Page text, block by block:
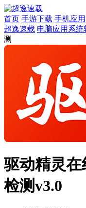
首页 手游下载 手机应用
超逸速载 电脑应用 系统
测
驱动精灵
检测v3.0